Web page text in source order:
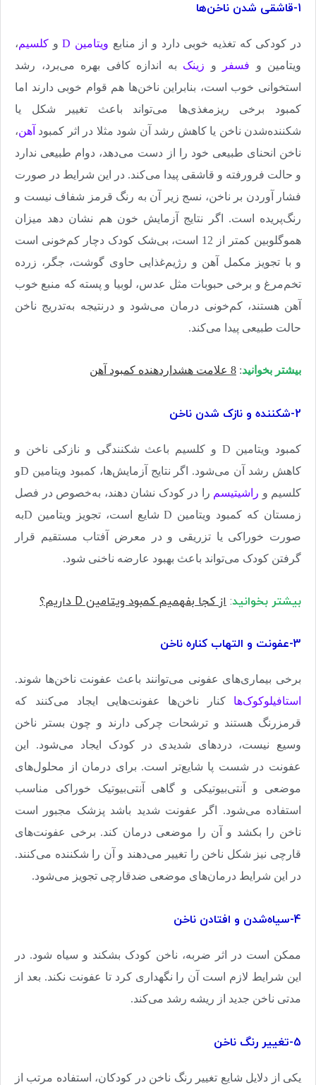
1-قاشقی شدن ناخن‌ها
در کودکی که تغذیه خوبی دارد و از منابع ویتامین Dو کلسیم،
ویتامین‌ و فسفر و زینک به اندازه کافی بهره می‌برد، رشد
استخوانی خوب است، بنابراین ناخن‌ها هم قوام خوبی دارند اما
کمبود برخی ریزمغذی‌ها می‌تواند باعث تغییر شکل یا
شکننده‌شدن ناخن یا کاهش رشد آن شود مثلا در اثر کمبود آهن،
ناخن انحنای طبیعی خود را از دست می‌دهد، دوام طبیعی ندارد
و حالت فرورفته و قاشقی پیدا می‌کند. در این شرایط در صورت
فشار آوردن بر ناخن، نسج زیر آن به رنگ قرمز شفاف نیست و
رنگ‌پریده است. اگر نتایج آزمایش‌ خون هم نشان دهد میزان
هموگلوبین کمتر از 12 است، بی‌‌شک کودک دچار کم‌خونی است
و با تجویز مکمل آهن و رژیم‌غذایی حاوی گوشت، جگر، زرده
تخم‌مرغ و برخی حبوبات مثل عدس، لوبیا و پسته که منبع خوب
آهن هستند، کم‌خونی درمان می‌شود و درنتیجه به‌تدریج ناخن
حالت طبیعی پیدا می‌کند.
بیشتر بخوانید: 8 علامت هشداردهنده کمبود آهن
2-شکننده و نازک شدن ناخن
کمبود ویتامین D و کلسیم باعث شکنندگی و نازکی ناخن و
کاهش رشد آن می‌شود. اگر نتایج آزمایش‌ها، کمبود ویتامین‌ Dو
کلسیم و راشیتیسم را در کودک نشان دهند، به‌خصوص در فصل
زمستان که کمبود ویتامین Dشایع است، تجویز ویتامین Dبه
صورت خوراکی یا تزریقی و در معرض آفتاب مستقیم قرار
گرفتن کودک می‌تواند باعث بهبود عارضه ناخنی ‌شود.
بیشتر بخوانید: از کجا بفهمیم کمبود ویتامین D داریم؟
3-عفونت و التهاب کناره ناخن
برخی بیماری‌های عفونی می‌توانند باعث عفونت‌ ناخن‌ها شوند.
استافیلوکوک‌ها کنار ناخن‌ها عفونت‌هایی ایجاد می‌کنند که
قرمزرنگ هستند و ترشحات چرکی دارند و چون بستر ناخن
وسیع نیست، دردهای شدیدی در کودک ایجاد می‌شود. این
عفونت در شست پا شایع‌تر است. برای درمان از محلول‌های
موضعی و آنتی‌بیوتیکی و گاهی آنتی‌بیوتیک خوراکی مناسب
استفاده می‌شود. اگر عفونت شدید باشد پزشک مجبور است
ناخن را بکشد و آن را موضعی درمان کند. برخی عفونت‌های
قارچی نیز شکل ناخن را تغییر می‌دهند و آن را شکننده می‌کنند.
در این شرایط درمان‌های موضعی ضدقارچی تجویز می‌شود.
4-سیاه‌شدن و افتادن ناخن
ممکن است در اثر ضربه، ناخن کودک بشکند و سیاه ‌شود. در
این شرایط لازم است آن را نگهداری کرد تا عفونت نکند. بعد از
مدتی ناخن جدید از ریشه‌ رشد می‌کند.
5-تغییر رنگ ناخن
یکی از دلایل شایع تغییر رنگ ناخن در کودکان، استفاده مرتب از